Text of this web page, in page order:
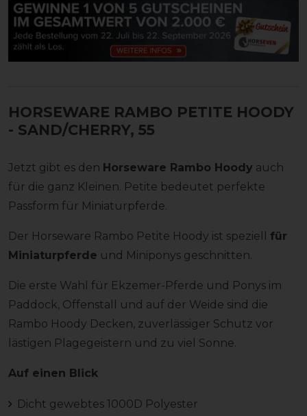
HORSEWARE RAMBO PETITE HOODY
- SAND/CHERRY, 55
Jetzt gibt es den Horseware Rambo Hoody auch
für die ganz Kleinen. Petite bedeutet perfekte
Passform für Miniaturpferde.
Der Horseware Rambo Petite Hoody ist speziell für
Miniaturpferde und Miniponys geschnitten.
Die erste Wahl für Ekzemer-Pferde und Ponys im
Paddock, Offenstall und auf der Weide sind die
Rambo Hoody Decken, zuverlässiger Schutz vor
lästigen Plagegeistern und zu viel Sonne.
Auf einen Blick
Dicht gewebtes 1000D Polyester